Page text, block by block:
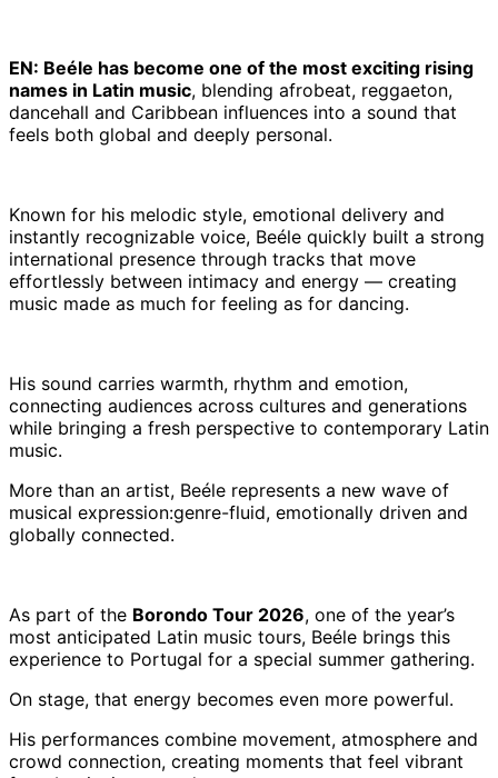
EN: Beéle has become one of the most exciting rising
names in Latin music, blending afrobeat, reggaeton,
dancehall and Caribbean influences into a sound that
feels both global and deeply personal.
Known for his melodic style, emotional delivery and
instantly recognizable voice, Beéle quickly built a strong
international presence through tracks that move
effortlessly between intimacy and energy — creating
music made as much for feeling as for dancing.
His sound carries warmth, rhythm and emotion,
connecting audiences across cultures and generations
while bringing a fresh perspective to contemporary Latin
music.
More than an artist, Beéle represents a new wave of
musical expression:genre-fluid, emotionally driven and
globally connected.
As part of the Borondo Tour 2026, one of the year’s
most anticipated Latin music tours, Beéle brings this
experience to Portugal for a special summer gathering.
On stage, that energy becomes even more powerful.
His performances combine movement, atmosphere and
crowd connection, creating moments that feel vibrant